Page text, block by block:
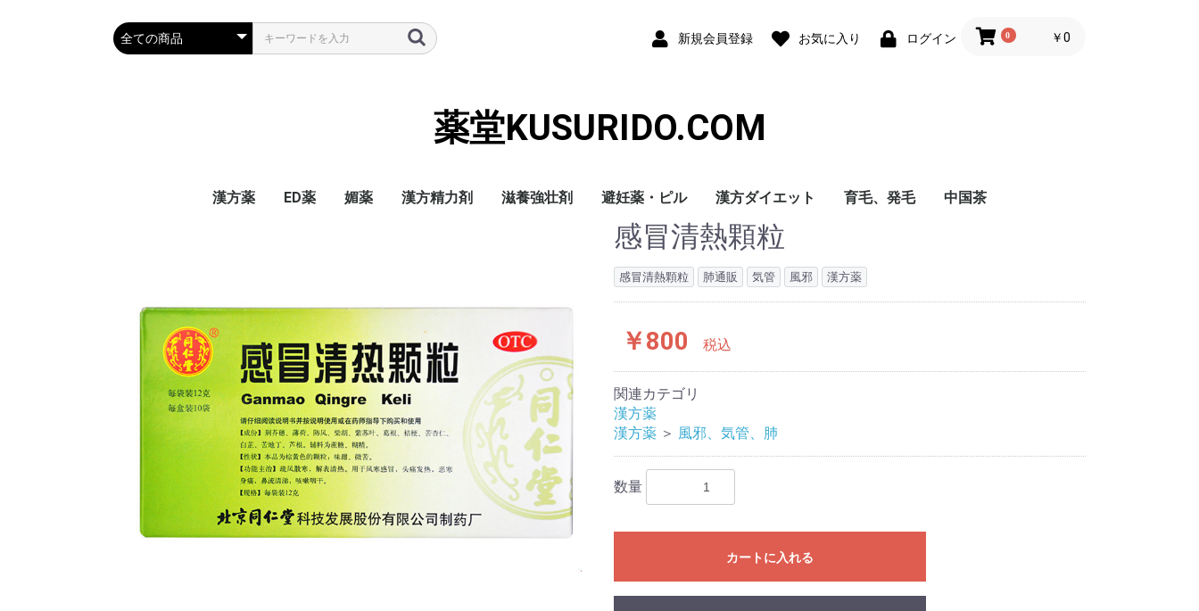
新規会員登録 お気に入り ログイン 0 ￥0
薬堂KUSURIDO.COM
漢方薬 ED薬 媚薬 漢方精力剤 滋養強壮剤 避妊薬・ピル 漢方ダイエット 育毛、発毛 中国茶
感冒清熱顆粒
感冒清熱顆粒 肺通販 気管 風邪 漢方薬
￥800 税込
関連カテゴリ
漢方薬
漢方薬 ＞ 風邪、気管、肺
数量
カートに入れる